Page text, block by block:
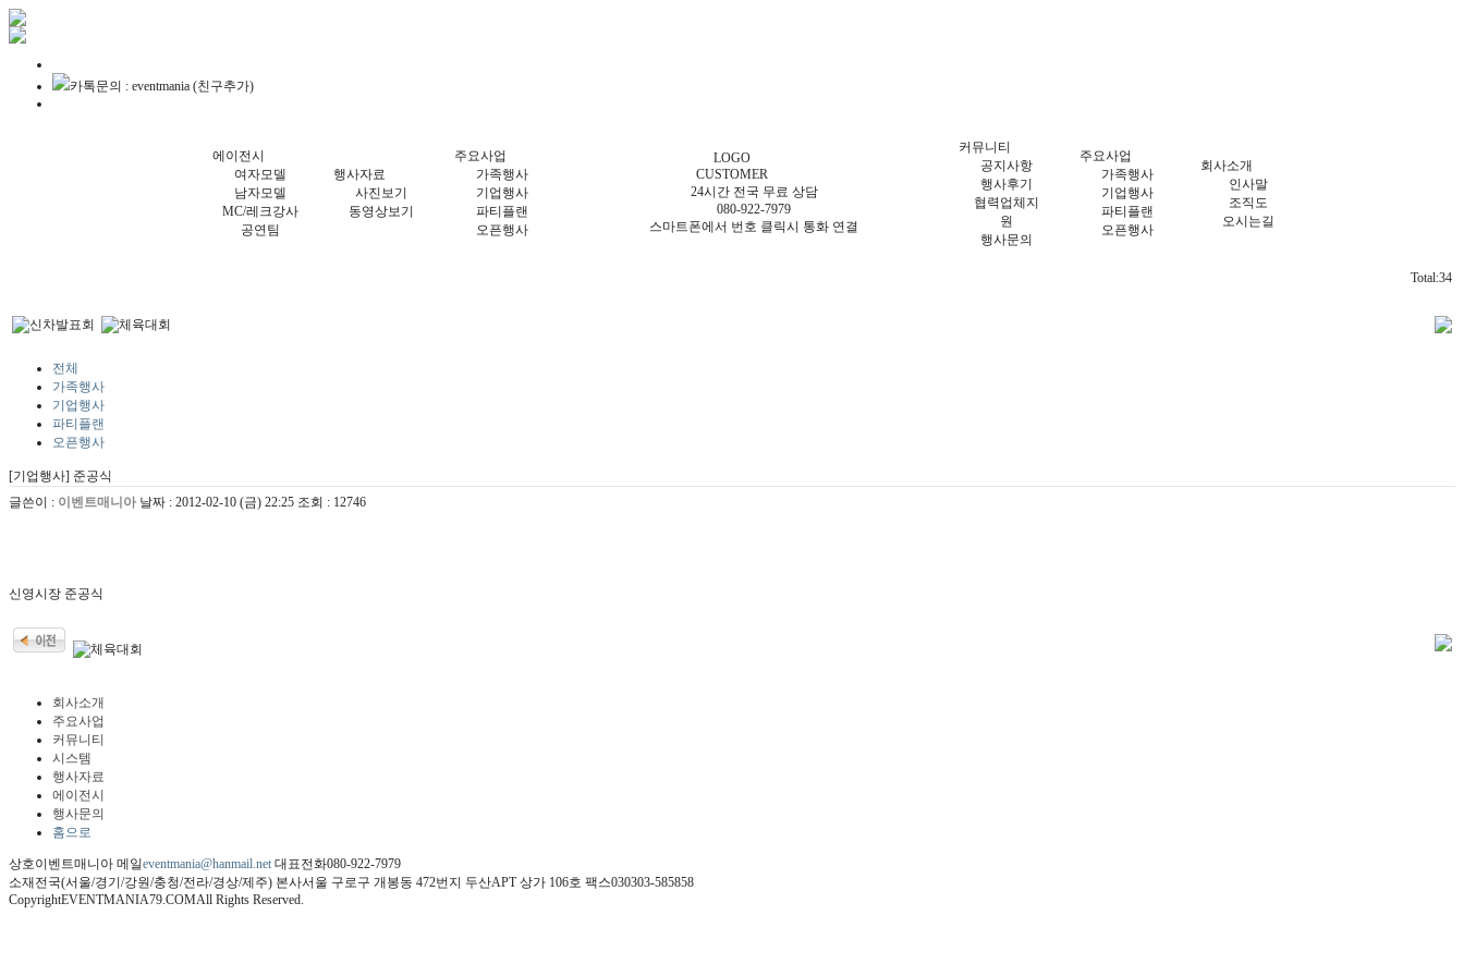
카톡문의 : eventmania (친구추가)
에이전시
여자모델
남자모델
MC/레크강사
공연팀
행사자료
사진보기
동영상보기
주요사업
가족행사
기업행사
파티플랜
오픈행사
LOGO
CUSTOMER
24시간 전국 무료 상담
080-922-7979
스마트폰에서 번호 클릭시 통화 연결
커뮤니티
공지사항
행사후기
협력업체지
원
행사문의
주요사업
가족행사
기업행사
파티플랜
오픈행사
회사소개
인사말
조직도
오시는길
Total:34
전체
가족행사
기업행사
파티플랜
오픈행사
[기업행사] 준공식
글쓴이 : 이벤트매니아 날짜 : 2012-02-10 (금) 22:25 조회 : 12746
신영시장 준공식
회사소개
주요사업
커뮤니티
시스템
행사자료
에이전시
행사문의
홈으로
상호이벤트매니아 메일eventmania@hanmail.net 대표전화080-922-7979
소재 전국(서울/경기/강원/충청/전라/경상/제주) 본사서울 구로구 개봉동 472번지 두산APT 상가 106호 팩스030303-585858
CopyrightEVENTMANIA79.COMAll Rights Reserved.